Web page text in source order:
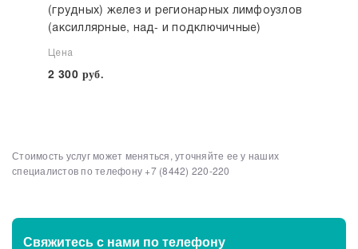
(грудных) желез и регионарных лимфоузлов
(аксиллярные, над- и подключичные)
Цена
2 300 руб.
Выберите клинику Списком
Клинико-диагностические центры
Стоимость услуг может меняться, уточняйте ее у наших
специалистов по телефону +7 (8442) 220-220
Свяжитесь с нами по телефону